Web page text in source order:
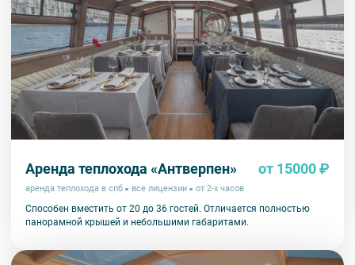
Аренда теплохода «Антверпен» от 15000 ₽
аренда теплохода в спб все лицензии от 2-х часов
Способен вместить от 20 до 36 гостей. Отличается полностью
панорамной крышей и небольшими габаритами.